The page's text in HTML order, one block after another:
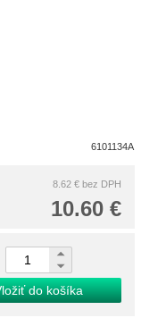
6101134A
8.62 € bez DPH
10.60 €
do košíka